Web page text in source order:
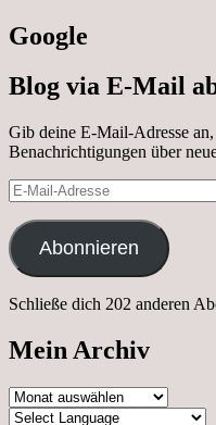
Google
Blog via E-Mail
Gib deine E-Mail-Adresse
Benachrichtigungen über
E-
Mail-
Adresse
Abonnieren
Schließe dich 202 anderen
Mein Archiv
Mein
Archiv